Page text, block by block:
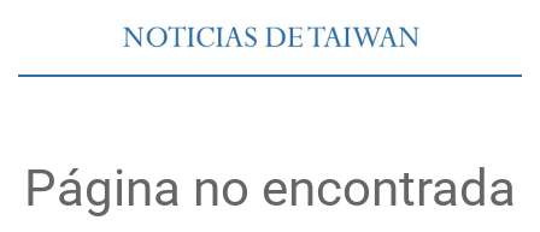
Página no encontrada